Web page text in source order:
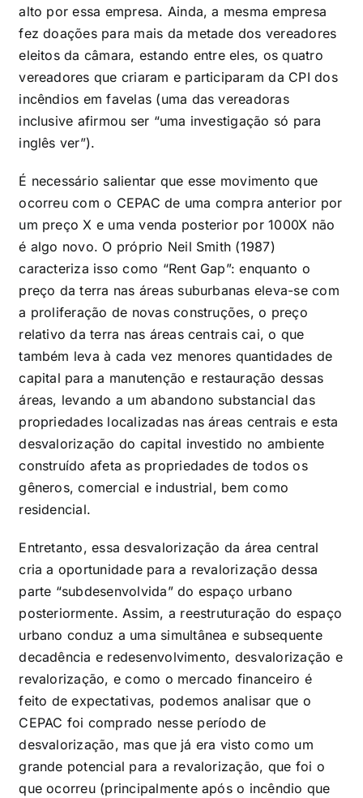
alto por essa empresa. Ainda, a mesma empresa
fez doações para mais da metade dos vereadores
eleitos da câmara, estando entre eles, os quatro
vereadores que criaram e participaram da CPI dos
incêndios em favelas (uma das vereadoras
inclusive afirmou ser “uma investigação só para
inglês ver”).
É necessário salientar que esse movimento que
ocorreu com o CEPAC de uma compra anterior por
um preço X e uma venda posterior por 1000X não
é algo novo. O próprio Neil Smith (1987)
caracteriza isso como “Rent Gap”: enquanto o
preço da terra nas áreas suburbanas eleva-se com
a proliferação de novas construções, o preço
relativo da terra nas áreas centrais cai, o que
também leva à cada vez menores quantidades de
capital para a manutenção e restauração dessas
áreas, levando a um abandono substancial das
propriedades localizadas nas áreas centrais e esta
desvalorização do capital investido no ambiente
construído afeta as propriedades de todos os
gêneros, comercial e industrial, bem como
residencial.
Entretanto, essa desvalorização da área central
cria a oportunidade para a revalorização dessa
parte “subdesenvolvida” do espaço urbano
posteriormente. Assim, a reestruturação do espaço
urbano conduz a uma simultânea e subsequente
decadência e redesenvolvimento, desvalorização e
revalorização, e como o mercado financeiro é
feito de expectativas, podemos analisar que o
CEPAC foi comprado nesse período de
desvalorização, mas que já era visto como um
grande potencial para a revalorização, que foi o
que ocorreu (principalmente após o incêndio que